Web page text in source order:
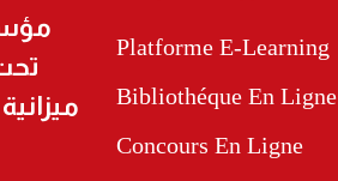
Platforme E-Learning
Bibliothéque En Ligne
Concours En Ligne